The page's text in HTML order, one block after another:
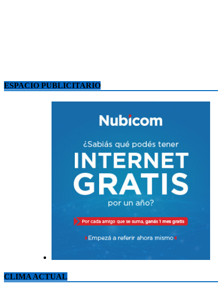
ESPACIO PUBLICITARIO
CLIMA ACTUAL